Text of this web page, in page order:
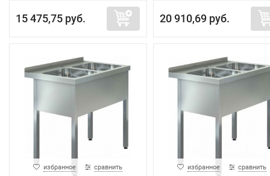
15 475,75 руб. 20 910,69 руб.
избранное сравнить избранное сравнить